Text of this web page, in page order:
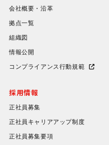
会社概要・沿革
拠点一覧
組織図
情報公開
コンプライアンス行動規範
採用情報
正社員募集
正社員キャリアアップ制度
正社員募集要項